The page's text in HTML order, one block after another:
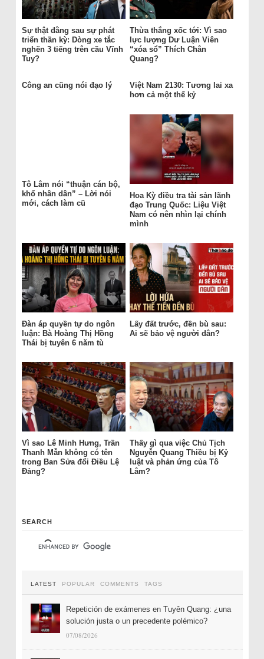
Sự thật đằng sau sự phát
triển thần kỳ: Dòng xe tắc
nghẽn 3 tiếng trên cầu Vĩnh
Tuy?
Thừa thắng xốc tới: Vì sao
lực lượng Dư Luận Viên
“xóa sổ” Thích Chân
Quang?
Công an cũng nói đạo lý
Việt Nam 2130: Tương lai xa
hơn cả một thế kỷ
Tô Lâm nói “thuận cán bộ,
khổ nhân dân” – Lời nói
mới, cách làm cũ
Hoa Kỳ điều tra tài sản lãnh
đạo Trung Quốc: Liệu Việt
Nam có nên nhìn lại chính
mình
Đàn áp quyền tự do ngôn
luận: Bà Hoàng Thị Hồng
Thái bị tuyên 6 năm tù
Lấy đất trước, đền bù sau:
Ai sẽ bảo vệ người dân?
Vì sao Lê Minh Hưng, Trần
Thanh Mẫn không có tên
trong Ban Sửa đổi Điều Lệ
Đảng?
Thấy gì qua việc Chủ Tịch
Nguyễn Quang Thiều bị Kỷ
luật và phản ứng của Tô
Lâm?
SEARCH
LATEST POPULAR COMMENTS TAGS
Repetición de exámenes en Tuyên Quang: ¿una
solución justa o un precedente polémico?
07/08/2026